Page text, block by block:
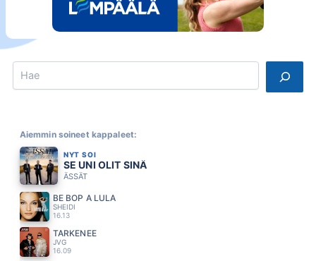
Search
Aiemmin soineet kappaleet:
NYT SOI
SE UNI OLIT SINÄ
ÄSSÄT
BE BOP A LULA
SHEIDI
16.13
TARKENEE
JVG
16.09